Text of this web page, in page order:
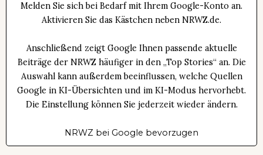
Melden Sie sich bei Bedarf mit Ihrem Google-Konto an.
Aktivieren Sie das Kästchen neben NRWZ.de.
Anschließend zeigt Google Ihnen passende aktuelle
Beiträge der NRWZ häufiger in den „Top Stories“ an. Die
Auswahl kann außerdem beeinflussen, welche Quellen
Google in KI-Übersichten und im KI-Modus hervorhebt.
Die Einstellung können Sie jederzeit wieder ändern.
NRWZ bei Google bevorzugen